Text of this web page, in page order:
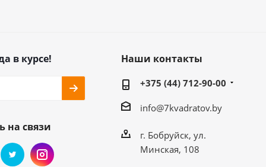
в курсе!
на связи
Наши контакты
+375 (44) 712-90-00
info@7kvadratov.by
г. Бобруйск, ул.
Минская, 108